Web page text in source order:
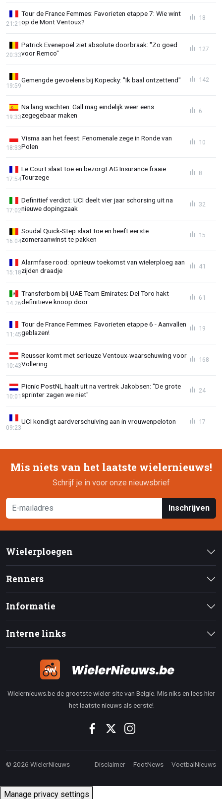
Tour de France Femmes: Favorieten etappe 7: Wie wint
op de Mont Ventoux?
21:21
18
Patrick Evenepoel ziet absolute doorbraak: "Zo goed
voor Remco"
20:33
127
Gemengde gevoelens bij Kopecky: "Ik baal ontzettend"
19:59
142
Na lang wachten: Gall mag eindelijk weer eens
zegegebaar maken
19:33
6
Visma aan het feest: Fenomenale zege in Ronde van
Polen
18:33
10
Le Court slaat toe en bezorgt AG Insurance fraaie
Tourzege
17:54
8
Definitief verdict: UCI deelt vier jaar schorsing uit na
nieuwe dopingzaak
17:02
32
Soudal Quick-Step slaat toe en heeft eerste
zomeraanwinst te pakken
16:04
15
Alarmfase rood: opnieuw toekomst van wielerploeg aan
zijden draadje
15:18
41
Transferbom bij UAE Team Emirates: Del Toro hakt
definitieve knoop door
14:26
61
Tour de France Femmes: Favorieten etappe 6 - Aanvallen
geblazen!
11:45
19
Reusser komt met serieuze Ventoux-waarschuwing voor
Vollering
10:43
168
Picnic PostNL haalt uit na vertrek Jakobsen: "De grote
sprinter zagen we niet"
10:01
24
UCI kondigt aardverschuiving aan in vrouwenpeloton
09:23
17
Mis niets van het laatste wielernieuws!
Schrijf je in voor onze nieuwsbrief
Inschrijven
Wielerploegen
Renners
Informatie
Interne links
Wielernieuws.be de grootste wieler site van Belgie. Mis niks en lees hier
het laatste nieuws als eerste!
© 2026 WielerNieuws Disclaimer FootNews VoetbalNieuws
Manage privacy settings